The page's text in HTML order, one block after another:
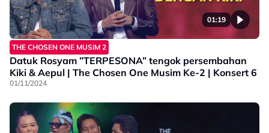
01:19
THE CHOSEN ONE MUSIM 2
Datuk Rosyam ”TERPESONA” tengok persembahan
Kiki & Aepul | The Chosen One Musim Ke-2 | Konsert 6
01/11/2024